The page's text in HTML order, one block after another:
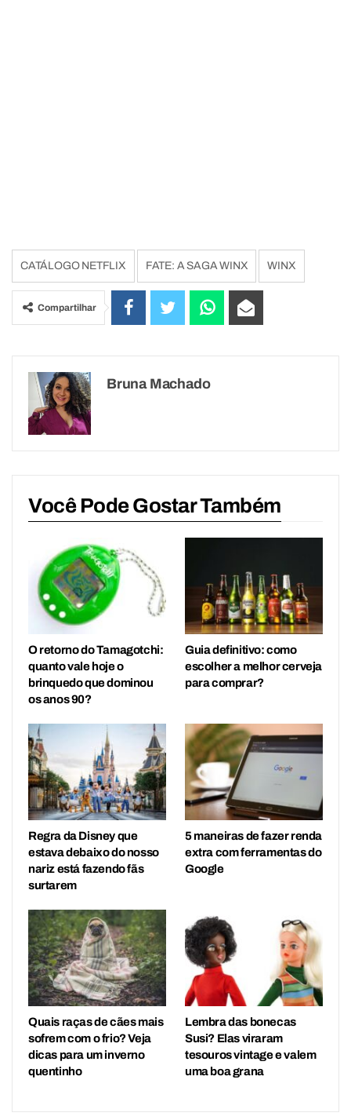
CATÁLOGO NETFLIX FATE: A SAGA WINX WINX
Compartilhar
Bruna Machado
Você Pode Gostar Também
O retorno do Tamagotchi:
quanto vale hoje o
brinquedo que dominou
os anos 90?
Guia definitivo: como
escolher a melhor cerveja
para comprar?
Regra da Disney que
estava debaixo do nosso
nariz está fazendo fãs
surtarem
5 maneiras de fazer renda
extra com ferramentas do
Google
Quais raças de cães mais
sofrem com o frio? Veja
dicas para um inverno
quentinho
Lembra das bonecas
Susi? Elas viraram
tesouros vintage e valem
uma boa grana